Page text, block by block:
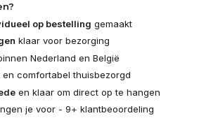
op bestelling gemaakt
klaar voor bezorging
Nederland en België
en comfortabel thuisbezorgd
en klaar om direct op te hangen
je voor - 9+ klantbeoordeling